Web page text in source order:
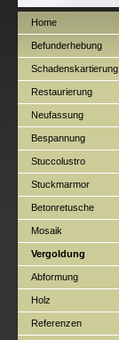
Home
Befunderhebung
Schadenskartierung
Restaurierung
Neufassung
Bespannung
Stuccolustro
Stuckmarmor
Betonretusche
Mosaik
Vergoldung
Abformung
Holz
Referenzen